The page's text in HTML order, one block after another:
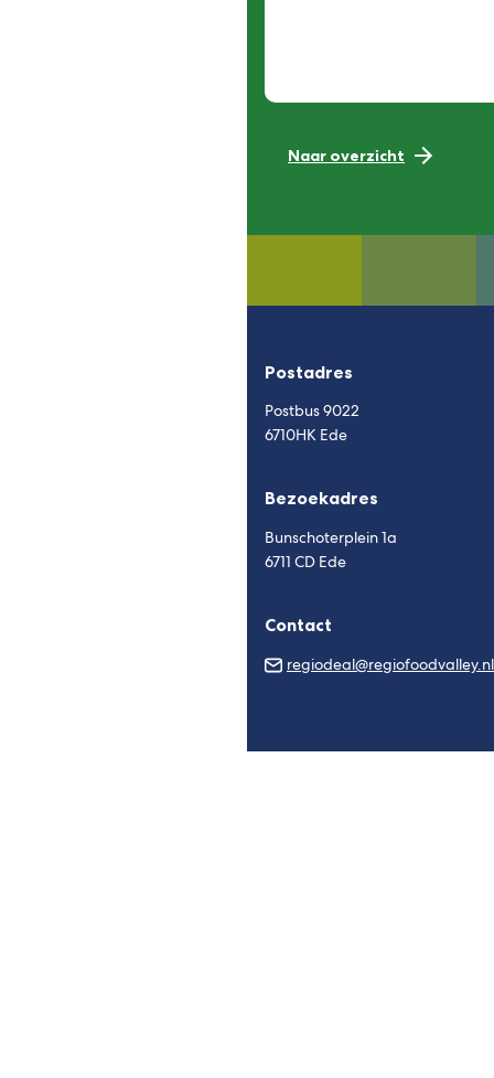
Naar overzicht
Postadres
Postbus 9022
6710HK Ede
Bezoekadres
Bunschoterplein 1a
6711 CD Ede
Contact
regiodeal@regiofoodvalley.nl